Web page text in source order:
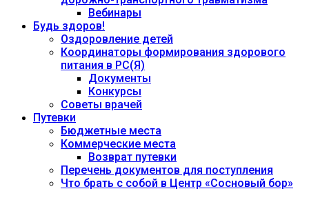
Вебинары
Будь здоров!
Оздоровление детей
Координаторы формирования здорового
питания в РС(Я)
Документы
Конкурсы
Советы врачей
Путевки
Бюджетные места
Коммерческие места
Возврат путевки
Перечень документов для поступления
Что брать с собой в Центр «Сосновый бор»